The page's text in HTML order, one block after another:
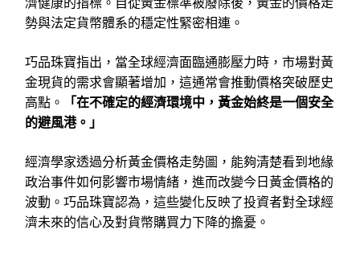
勢與法定貨幣體系的穩定性緊密相連。
巧品珠寶指出，當全球經濟面臨通膨壓力時，市場對黃
金現貨的需求會顯著增加，這通常會推動價格突破歷史
高點。
「在不確定的經濟環境中，黃金始終是一個安全
的避風港。」
經濟學家透過分析黃金價格走勢圖，能夠清楚看到地緣
政治事件如何影響市場情緒，進而改變今日黃金價格的
波動。巧品珠寶認為，這些變化反映了投資者對全球經
濟未來的信心及對貨幣購買力下降的擔憂。